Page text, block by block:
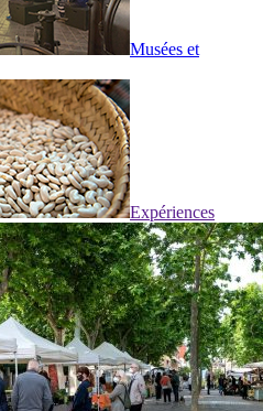
Musées et
Expériences